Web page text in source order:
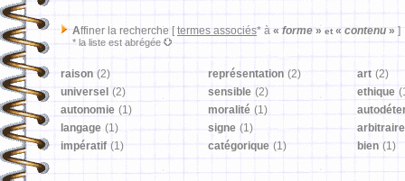
Affiner la recherche [ termes associés* à « forme » et « contenu» ]
* la liste est abrégée
raison (2) représentation (2) art (2)
universel (2) sensible (2) ethique
autonomie (1) moralité (1)
langage (1) signe (1)
arbitraire
impératif (1) catégorique (1) bien (1)